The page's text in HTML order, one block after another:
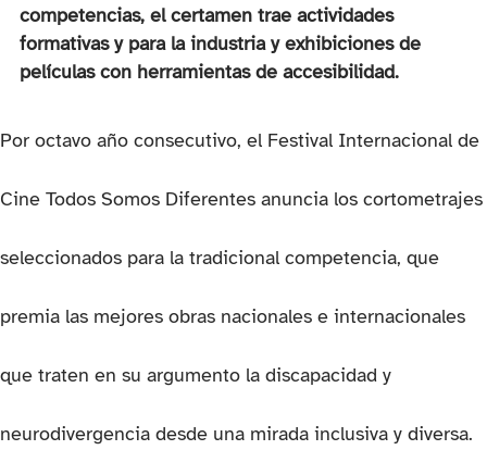
competencias, el certamen trae actividades
formativas y para la industria y exhibiciones de
películas con herramientas de accesibilidad.
Por octavo año consecutivo, el Festival Internacional de
Cine Todos Somos Diferentes anuncia los cortometrajes
seleccionados para la tradicional competencia, que
premia las mejores obras nacionales e internacionales
que traten en su argumento la discapacidad y
neurodivergencia desde una mirada inclusiva y diversa.